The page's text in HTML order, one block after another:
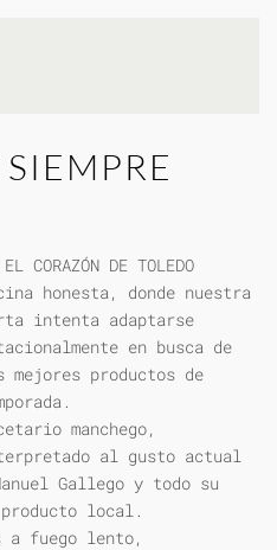
CORAZÓN DE TOLEDO
honesta, donde nuestra
intenta adaptarse
en busca de
mejores productos de
manchego,
al gusto actual
Gallego y todo su
local.
a fuego lento,